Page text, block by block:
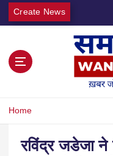
Create News
Home
रविंद्र जडेजा